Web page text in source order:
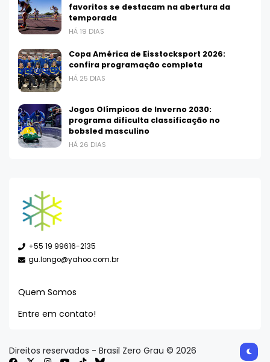
favoritos se destacam na abertura da
temporada
HÁ 19 DIAS
Copa América de Eisstocksport 2026:
confira programação completa
HÁ 25 DIAS
Jogos Olímpicos de Inverno 2030:
programa dificulta classificação no
bobsled masculino
HÁ 26 DIAS
+55 19 99616-2135
gu.longo@yahoo.com.br
Quem Somos
Entre em contato!
Direitos reservados - Brasil Zero Grau © 2026